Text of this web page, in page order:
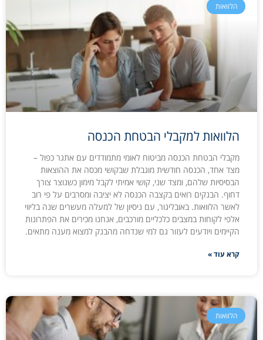
הלוואות
הלוואות למקבלי הבטחת הכנסה
מקבלי הבטחת הכנסה מביטוח לאומי מתמודדים עם אתגר כפול –
מצד אחד, הכנסה חודשית מוגבלת שבקושי מכסה את ההוצאות
הבסיסיות שלהם, ומצד שני, קושי אמיתי לקבל מימון כשנוצר צורך
דחוף. הבנקים רואים בקצבה הכנסה לא יציבה ומסרבים על פי רוב
לאשר הלוואות. באובליגור, עם ניסיון של למעלה מעשרים שנה בליווי
אלפי לקוחות במצבים כלכליים מורכבים, אנחנו מכירים את הפתרונות
הקיימים ויודעים לעזור גם למי שנדחה מהבנק למצוא מענה מתאים.
קרא עוד »
הלוואות